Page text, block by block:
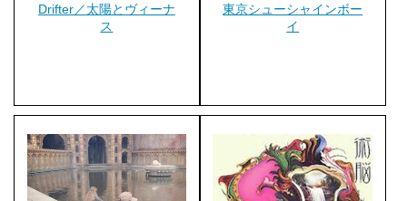
Drifter／太陽とヴィーナ
ス
東京シューシャインボー
イ